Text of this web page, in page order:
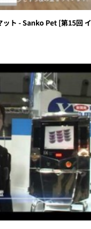
ット - Sanko Pet [第15回